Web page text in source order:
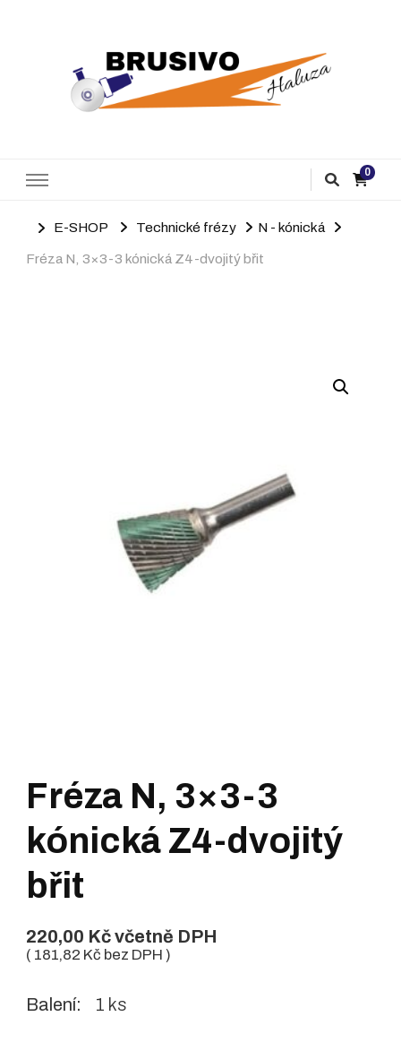
0
E-SHOP Technické frézy N - kónická
Fréza N, 3×3-3 kónická Z4-dvojitý břit
Fréza N, 3×3-3
kónická Z4-dvojitý
břit
220,00 Kčvčetně DPH
( 181,82 Kč bez DPH )
Balení: 1 ks